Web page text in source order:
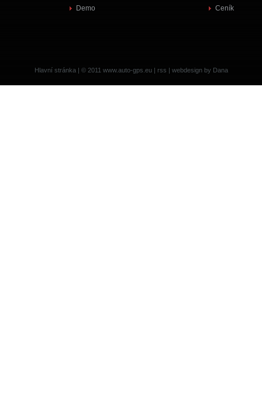
Demo
Ceník
Hlavní stránka | © 2011 www.auto-gps.eu| rss | webdesign by Dana